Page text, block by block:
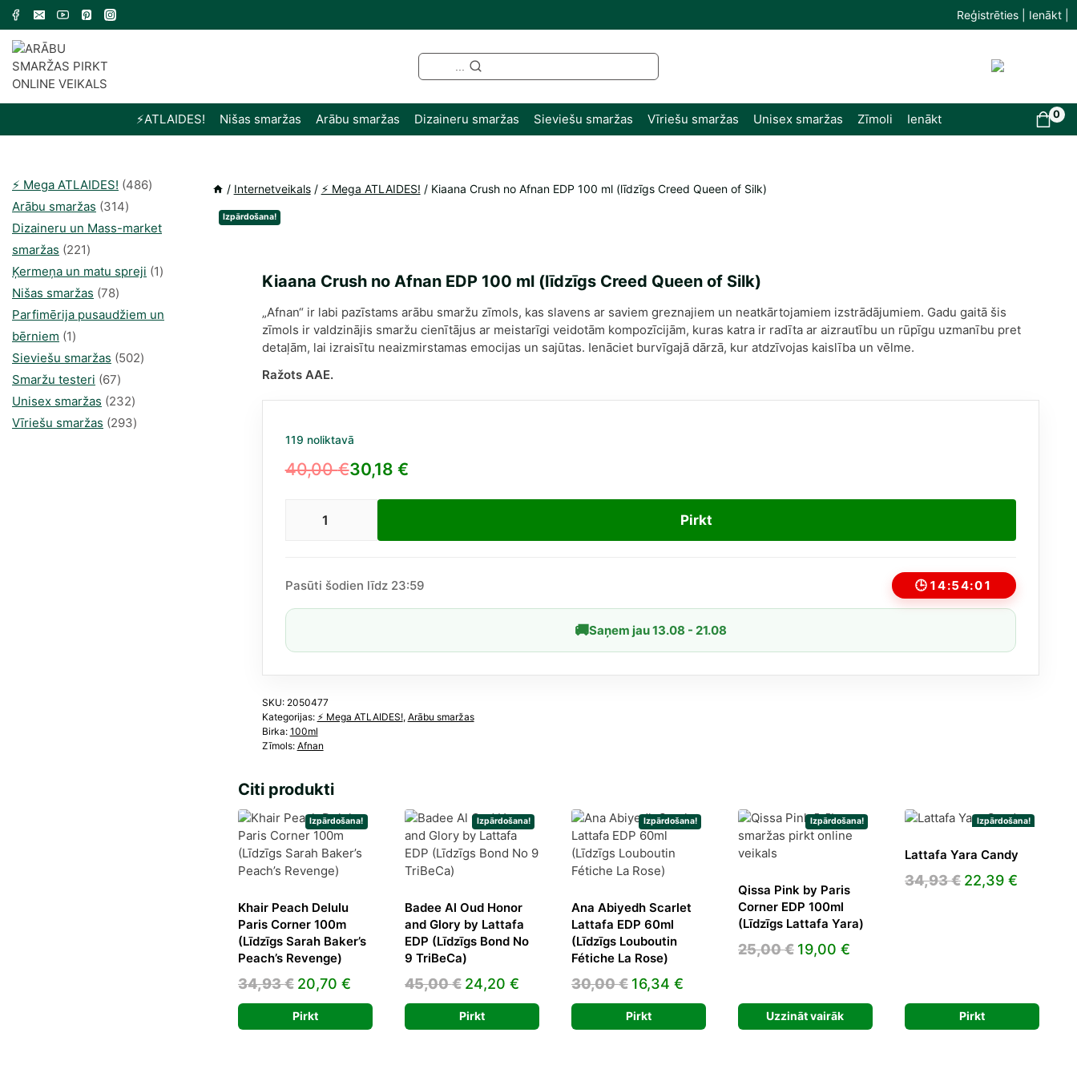
Skip
content
Reģistrēties | Ienākt |
⚡️ATLAIDES! Nišas smaržas Arābu smaržas Dizaineru smaržas Sieviešu smaržas Vīriešu smaržas Unisex smaržas Zīmoli Ienākt 0
/ Internetveikals / ⚡️ Mega ATLAIDES! / Kiaana Crush no Afnan EDP 100 ml (līdzīgs Creed Queen of Silk)
Izpārdošana!
Kiaana Crush no Afnan EDP 100 ml (līdzīgs Creed Queen of Silk)
„Afnan“ ir labi pazīstams arābu smaržu zīmols, kas slavens ar saviem greznajiem un neatkārtojamiem izstrādājumiem. Gadu gaitā šis
zīmols ir valdzinājis smaržu cienītājus ar meistarīgi veidotām kompozīcijām, kuras katra ir radīta ar aizrautību un rūpīgu uzmanību pret
detaļām, lai izraisītu neaizmirstamas emocijas un sajūtas. Ienāciet burvīgajā dārzā, kur atdzīvojas kaislība un vēlme.
Ražots AAE.
119 noliktavā
40,00€
Original
30,18 €
Current
Afnan
(līdzīgs
Silk)
Pirkt
Pasūti šodien līdz 23:59 🕒 14:54:01
🚚Saņem jau 13.08 - 21.08
SKU: 2050477
Kategorijas: ⚡️ Mega ATLAIDES!, Arābu smaržas
Birka: 100ml
Zīmols: Afnan
Citi produkti
Izpārdošana!
Khair Peach Delulu
Paris Corner 100m
(Līdzīgs Sarah Baker’s
Peach’s Revenge)
34,93€ Original
price
was:
20,70 €Current
price
is:
Pirkt
Izpārdošana!
Badee Al Oud Honor
and Glory by Lattafa
EDP (Līdzīgs Bond No
9 TriBeCa)
45,00€ Original
price
was:
24,20 €Current
price
is:
Pirkt
Izpārdošana!
Ana Abiyedh Scarlet
Lattafa EDP 60ml
(Līdzīgs Louboutin
Fétiche La Rose)
30,00€ Original
price
was:
16,34 €Current
price
is:
Pirkt
Izpārdošana!
Qissa Pink by Paris
Corner EDP 100ml
(Līdzīgs Lattafa Yara)
25,00€ Original
25,00 €.
19,00 €Current
Uzzināt vairāk
Izpārdošana!
Lattafa Yara Candy
34,93€ Original
22,39 €Current
Pirkt
⚡️ Mega ATLAIDES! 486486
Arābu smaržas 314314
produkti
Dizaineru un Mass-market
smaržas 221221
produkts
Ķermeņa un matu spreji 11
Nišas smaržas 7878
produkts
Parfimērija pusaudžiem un
bērniem 11
produkti
Sieviešu smaržas 502502
Smaržu testeri 6767
produkts
Unisex smaržas 232232
produkts
Vīriešu smaržas 293293